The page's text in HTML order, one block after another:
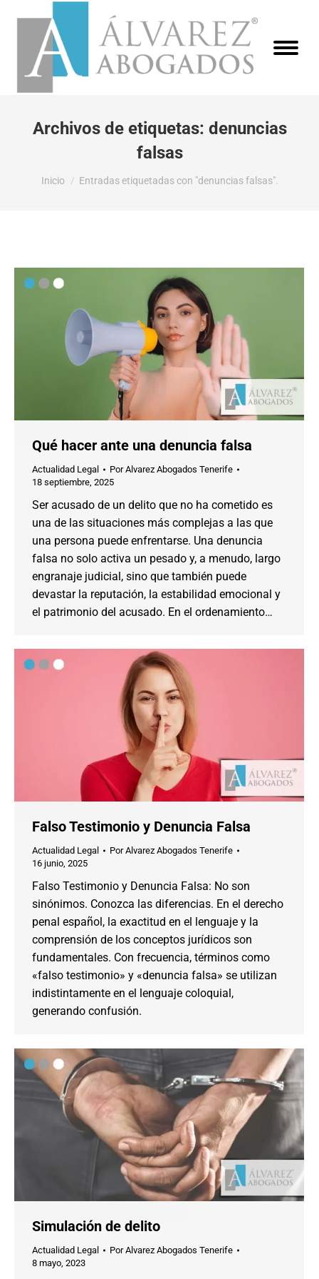
Archivos de etiquetas: denuncias
falsas
Estás aquí:
Inicio Entradas etiquetadas con "denuncias falsas".
Qué hacer ante una denuncia falsa
Actualidad Legal PorAlvarez Abogados Tenerife
18 septiembre, 2025
Ser acusado de un delito que no ha cometido es
una de las situaciones más complejas a las que
una persona puede enfrentarse. Una denuncia
falsa no solo activa un pesado y, a menudo, largo
engranaje judicial, sino que también puede
devastar la reputación, la estabilidad emocional y
el patrimonio del acusado. En el ordenamiento…
Falso Testimonio y Denuncia Falsa
Actualidad Legal PorAlvarez Abogados Tenerife
16 junio, 2025
Falso Testimonio y Denuncia Falsa: No son
sinónimos. Conozca las diferencias. En el derecho
penal español, la exactitud en el lenguaje y la
comprensión de los conceptos jurídicos son
fundamentales. Con frecuencia, términos como
«falso testimonio» y «denuncia falsa» se utilizan
indistintamente en el lenguaje coloquial,
generando confusión.
Simulación de delito
Actualidad Legal PorAlvarez Abogados Tenerife
8 mayo, 2023